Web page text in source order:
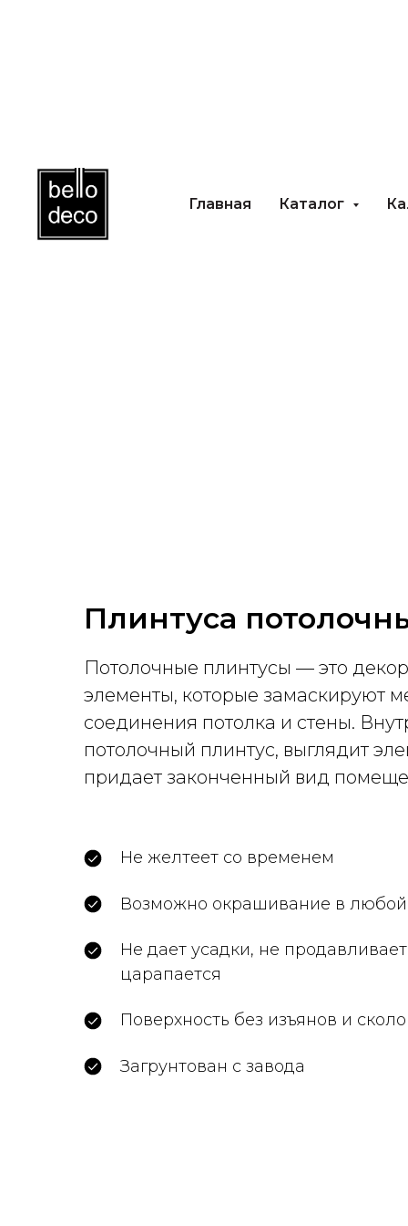
Главная Каталог
Плинтуса
Потолочные плинтусы — это
элементы, которые замаскируют
соединения потолка и стены.
потолочный плинтус, выглядит
придает законченный вид
Не желтеет со временем
Возможно окрашивание в
Не дает усадки, не
царапается
Поверхность без изъянов и
Загрунтован с завода